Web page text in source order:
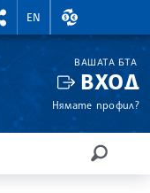
RIGHTMENU.SOCIAL
EN
ВАЛУТНИ
ВАШАТА БТА
ВХОД
Нямате профил?